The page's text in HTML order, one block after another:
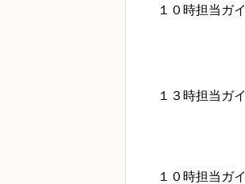
１０時担当ガ
１３時担当ガ
１０時担当ガ